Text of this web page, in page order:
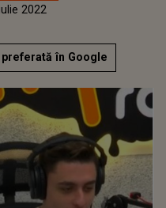
2022
în Google